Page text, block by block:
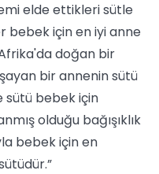
elde ettikleri sütle
bebek için en iyi anne
doğan bir
bir annenin sütü
sütü bebek için
olduğu bağışıklık
bebek için en